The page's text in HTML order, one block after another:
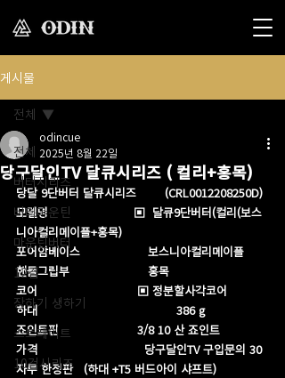
게시물
전체
버터시리즈
버터마운틴
마운틴버터
12검
장하기 생하기
스트레이트
10검시리즈
전체
당구달인TV 달큐시리즈 ( 컬리+홍목)
odincue
2025년 8월 22일
당달 9단버터 달큐시리즈        (CRL0012208250D)
모델명                        ▣  달큐9단버터(컬리(보스
니아컬리메이플+홍목)
포어암베이스                   보스니아컬리메이플
핸들그립부                      홍목
코어                            ▣ 정분할사각코어
하대                                       386 g
죠인트핀                      3/8 10 산 죠인트
가격                              당구달인TV 구입문의 30
자루 한정판   (하대 +T5 버드아이 샤프트)